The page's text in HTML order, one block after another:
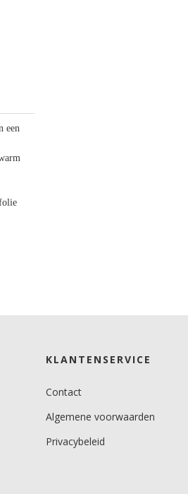
een
KLANTENSERVICE
Contact
Algemene voorwaarden
Privacybeleid